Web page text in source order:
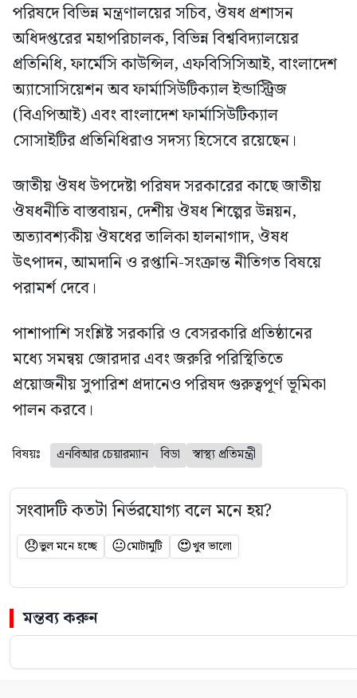
পরিষদে বিভিন্ন মন্ত্রণালয়ের সচিব, ঔষধ প্রশাসন
অধিদপ্তরের মহাপরিচালক, বিভিন্ন বিশ্ববিদ্যালয়ের
প্রতিনিধি, ফার্মেসি কাউন্সিল, এফবিসিসিআই, বাংলাদেশ
অ্যাসোসিয়েশন অব ফার্মাসিউটিক্যাল ইন্ডাস্ট্রিজ
(বিএপিআই) এবং বাংলাদেশ ফার্মাসিউটিক্যাল
সোসাইটির প্রতিনিধিরাও সদস্য হিসেবে রয়েছেন।
জাতীয় ঔষধ উপদেষ্টা পরিষদ সরকারের কাছে জাতীয়
ঔষধনীতি বাস্তবায়ন, দেশীয় ঔষধ শিল্পের উন্নয়ন,
অত্যাবশ্যকীয় ঔষধের তালিকা হালনাগাদ, ঔষধ
উৎপাদন, আমদানি ও রপ্তানি-সংক্রান্ত নীতিগত বিষয়ে
পরামর্শ দেবে।
পাশাপাশি সংশ্লিষ্ট সরকারি ও বেসরকারি প্রতিষ্ঠানের
মধ্যে সমন্বয় জোরদার এবং জরুরি পরিস্থিতিতে
প্রয়োজনীয় সুপারিশ প্রদানেও পরিষদ গুরুত্বপূর্ণ ভূমিকা
পালন করবে।
বিষয়ঃ এনবিআর চেয়ারম্যান বিডা স্বাস্থ্য প্রতিমন্ত্রী
সংবাদটি কতটা নির্ভরযোগ্য বলে মনে হয়?
😞ভুল মনে হচ্ছে 😐মোটামুটি 😍খুব ভালো
মন্তব্য করুন